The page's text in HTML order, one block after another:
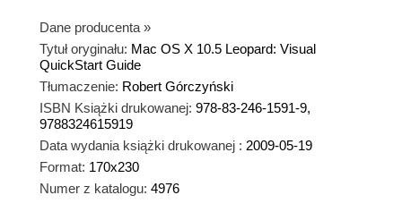
Dane producenta »
Tytuł oryginału: Mac OS X 10.5 Leopard: Visual
QuickStart Guide
Tłumaczenie: Robert Górczyński
ISBN Książki drukowanej: 978-83-246-1591-9,
9788324615919
Data wydania książki drukowanej : 2009-05-19
Format: 170x230
Numer z katalogu: 4976